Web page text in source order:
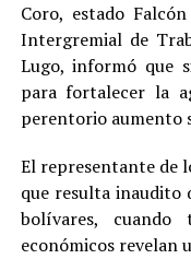
Coro, estado
Intergremial de
Lugo, informó que
para fortalecer la
perentorio aumento
El representante de
que resulta inaudito
bolívares,
económicos revelan